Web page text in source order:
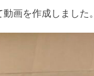
画を作成しました。